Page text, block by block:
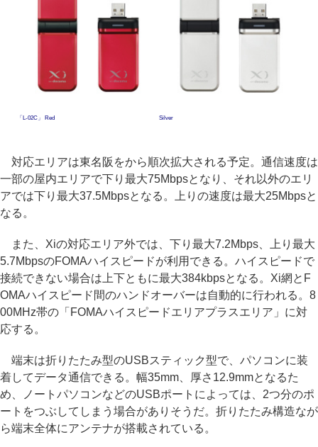
「L-02C」 Red Silver
対応エリアは東名阪をから順次拡大される予定。通信速度は
一部の屋内エリアで下り最大75Mbpsとなり、それ以外のエリ
アでは下り最大37.5Mbpsとなる。上りの速度は最大25Mbpsと
なる。
また、Xiの対応エリア外では、下り最大7.2Mbps、上り最大
5.7MbpsのFOMAハイスピードが利用できる。ハイスピードで
接続できない場合は上下ともに最大384kbpsとなる。Xi網とF
OMAハイスピード間のハンドオーバーは自動的に行われる。8
00MHz帯の「FOMAハイスピードエリアプラスエリア」に対
応する。
端末は折りたたみ型のUSBスティック型で、パソコンに装
着してデータ通信できる。幅35mm、厚さ12.9mmとなるた
め、ノートパソコンなどのUSBポートによっては、2つ分のポ
ートをつぶしてしまう場合がありそうだ。折りたたみ構造なが
ら端末全体にアンテナが搭載されている。